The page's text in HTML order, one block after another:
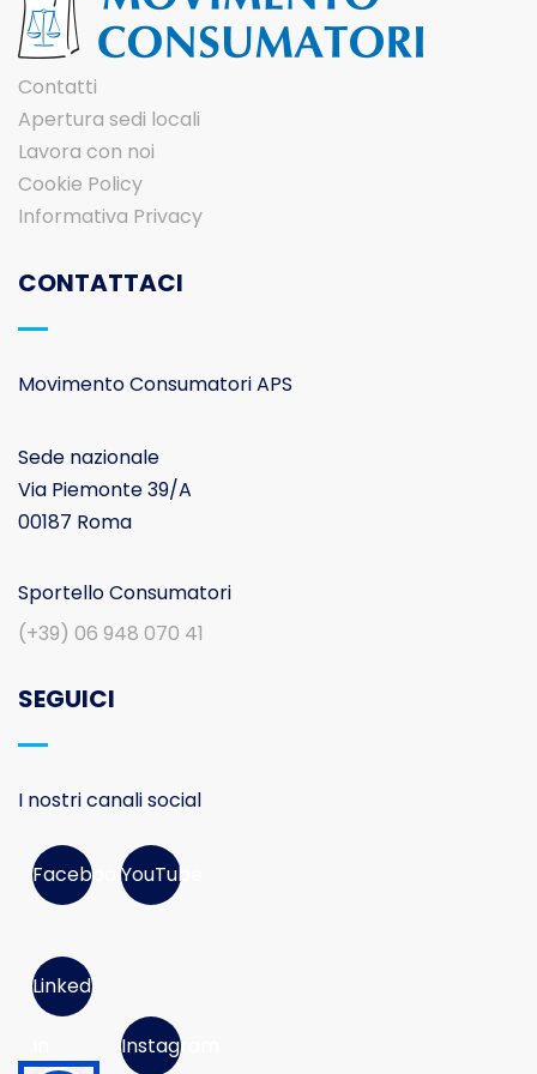
Contatti
Apertura sedi locali
Lavora con noi
Cookie Policy
Informativa Privacy
CONTATTACI
Movimento Consumatori APS
Sede nazionale
Via Piemonte 39/A
00187 Roma
Sportello Consumatori
(+39) 06 948 070 41
SEGUICI
I nostri canali social
FacebookYouTube
Linked
Instagram